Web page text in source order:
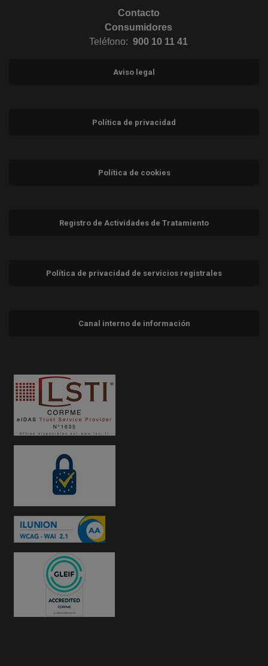
Contacto
Consumidores
Teléfono: 900 10 11 41
Aviso legal
Política de privacidad
Política de cookies
Registro de Actividades de Tratamiento
Política de privacidad de servicios registrales
Canal interno de información